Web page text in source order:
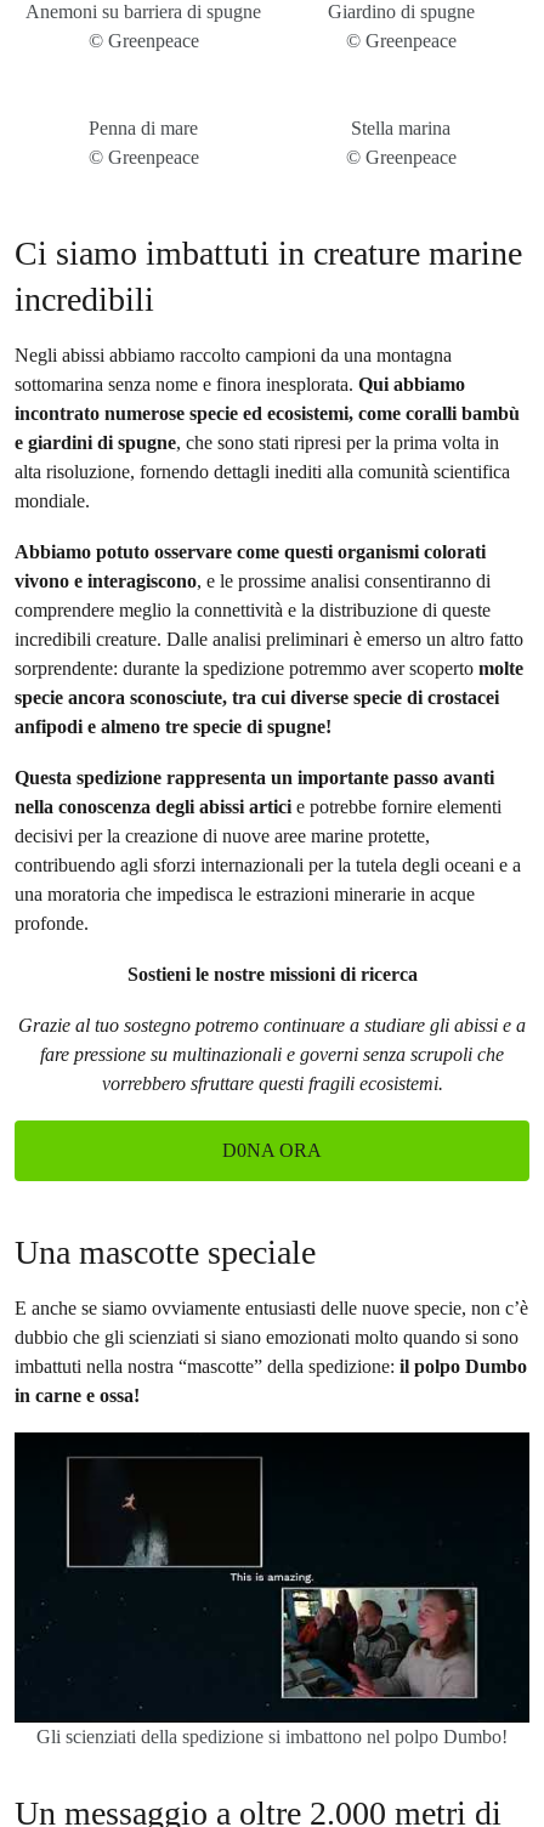
Anemoni su barriera di spugne
© Greenpeace
Giardino di spugne
© Greenpeace
Penna di mare
© Greenpeace
Stella marina
© Greenpeace
Ci siamo imbattuti in creature marine
incredibili
Negli abissi abbiamo raccolto campioni da una montagna
sottomarina senza nome e finora inesplorata. Qui abbiamo
incontrato numerose specie ed ecosistemi, come coralli bambù
e giardini di spugne, che sono stati ripresi per la prima volta in
alta risoluzione, fornendo dettagli inediti alla comunità scientifica
mondiale.
Abbiamo potuto osservare come questi organismi colorati
vivono e interagiscono, e le prossime analisi consentiranno di
comprendere meglio la connettività e la distribuzione di queste
incredibili creature. Dalle analisi preliminari è emerso un altro fatto
sorprendente: durante la spedizione potremmo aver scoperto molte
specie ancora sconosciute, tra cui diverse specie di crostacei
anfipodi e almeno tre specie di spugne!
Questa spedizione rappresenta un importante passo avanti
nella conoscenza degli abissi articie potrebbe fornire elementi
decisivi per la creazione di nuove aree marine protette,
contribuendo agli sforzi internazionali per la tutela degli oceani e a
una moratoria che impedisca le estrazioni minerarie in acque
profonde.
Sostieni le nostre missioni di ricerca
Grazie al tuo sostegno potremo continuare a studiare gli abissi e a
fare pressione su multinazionali e governi senza scrupoli che
vorrebbero sfruttare questi fragili ecosistemi.
D0NA ORA
Una mascotte speciale
E anche se siamo ovviamente entusiasti delle nuove specie, non c’è
dubbio che gli scienziati si siano emozionati molto quando si sono
imbattuti nella nostra “mascotte” della spedizione: il polpo Dumbo
in carne e ossa!
Gli scienziati della spedizione si imbattono nel polpo Dumbo!
Un messaggio a oltre 2.000 metri di